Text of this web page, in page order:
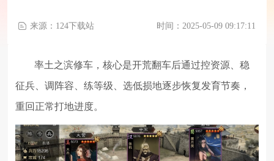
来源：124下载站 时间：2025-05-09 09:17:11
率土之滨修车，核心是开荒翻车后通过控资源、稳
征兵、调阵容、练等级、选低损地逐步恢复发育节奏，
重回正常打地进度。